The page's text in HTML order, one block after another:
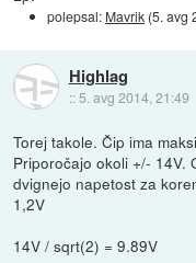
polepsal: Mavrik (5. avg
Highlag
:: 5. avg 2014, 21:49
Torej takole. Čip ima
Priporočajo okoli +/- 14V.
dvignejo napetost za
1,2V
14V / sqrt(2) = 9.89V